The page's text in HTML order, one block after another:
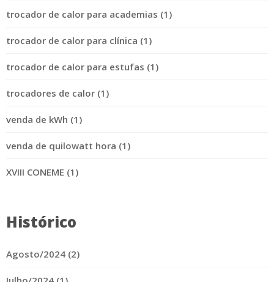
trocador de calor para academias (1)
trocador de calor para clínica (1)
trocador de calor para estufas (1)
trocadores de calor (1)
venda de kWh (1)
venda de quilowatt hora (1)
XVIII CONEME (1)
Histórico
Agosto/2024 (2)